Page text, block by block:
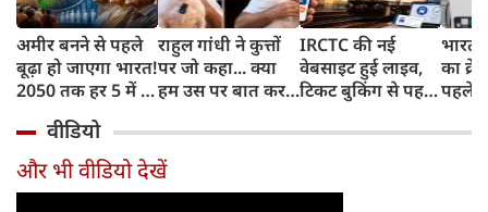
अमीर बनने से पहले
बूढ़ा हो जाएगा भारत!
2050 तक हर 5 में 1
साल से ज्यादा उम्र का
राहुल गांधी ने कुत्तों
पर जो कहा... क्या
हम उस पर बात कर
IRCTC की नई
वेबसाइट हुई लाइव,
टिकट बुकिंग से पहले
काम, जानें पूरा
भारत
का
पहले
और
वीडियो
और भी वीडियो देखें